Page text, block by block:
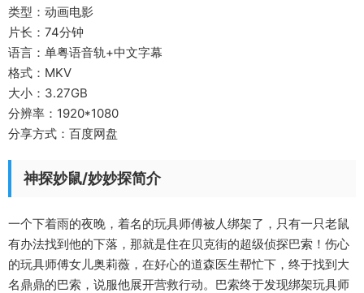
类型：动画电影
片长：74分钟
语言：单粤语音轨+中文字幕
格式：MKV
大小：3.27GB
分辨率：1920*1080
分享方式：百度网盘
神探妙鼠/妙妙探简介
一个下着雨的夜晚，着名的玩具师傅被人绑架了，只有一只老鼠
有办法找到他的下落，那就是住在贝克街的超级侦探巴索！伤心
的玩具师傅女儿奥莉薇，在好心的道森医生帮忙下，终于找到大
名鼎鼎的巴索，说服他展开营救行动。巴索终于发现绑架玩具师